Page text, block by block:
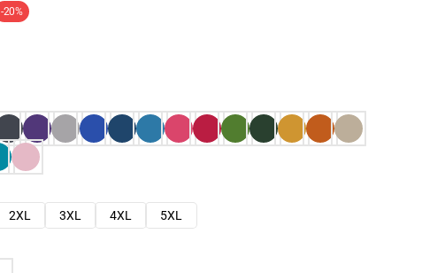
-20%
2XL 3XL 4XL
5XL